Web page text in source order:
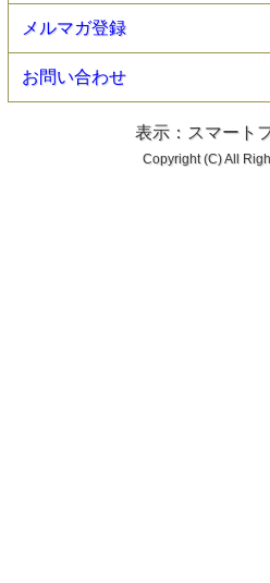
メルマガ登録
お問い合わせ
表示：スマート
Copyright (C) All